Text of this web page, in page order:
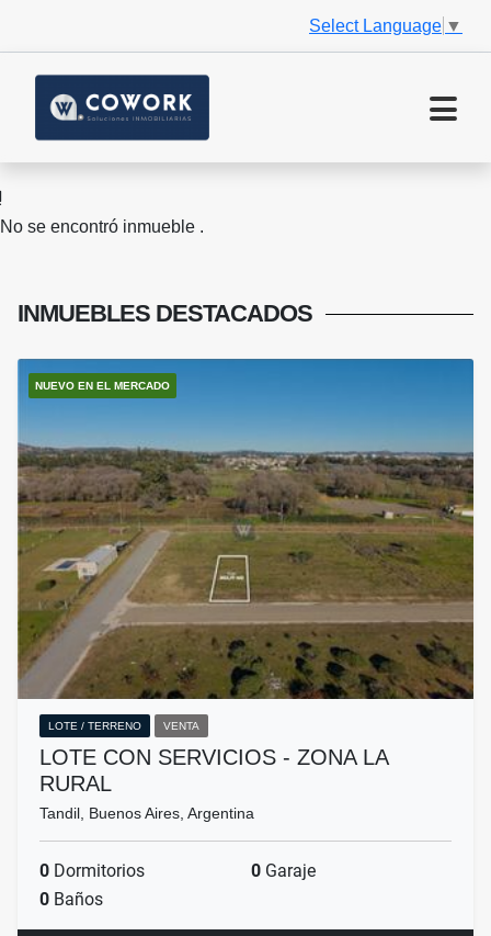
Select Language ▼
No se encontró inmueble .
INMUEBLES DESTACADOS
NUEVO EN EL MERCADO
LOTE / TERRENO VENTA
LOTE CON SERVICIOS - ZONA LA
RURAL
Tandil, Buenos Aires, Argentina
0 Dormitorios 0 Garaje
0 Baños